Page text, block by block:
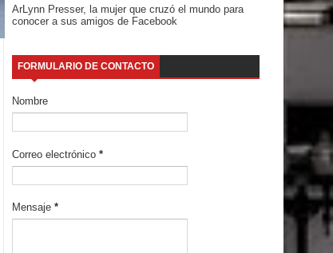
ArLynn Presser, la mujer que cruzó el mundo para
conocer a sus amigos de Facebook
FORMULARIO DE CONTACTO
Nombre
Correo electrónico *
Mensaje *